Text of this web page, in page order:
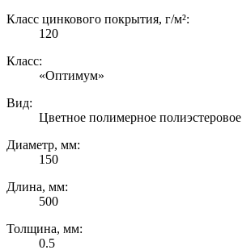
Класс цинкового покрытия, г/м²:
120
Класс:
«Оптимум»
Вид:
Цветное полимерное полиэстеровое
Диаметр, мм:
150
Длина, мм:
500
Толщина, мм:
0.5